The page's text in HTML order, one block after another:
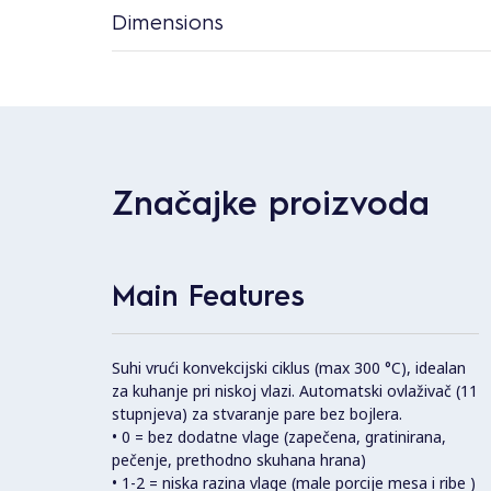
Dimensions
Značajke proizvoda
Main Features
Suhi vrući konvekcijski ciklus (max 300 °C), idealan
za kuhanje pri niskoj vlazi. Automatski ovlaživač (11
stupnjeva) za stvaranje pare bez bojlera.
• 0 = bez dodatne vlage (zapečena, gratinirana,
pečenje, prethodno skuhana hrana)
• 1-2 = niska razina vlage (male porcije mesa i ribe )